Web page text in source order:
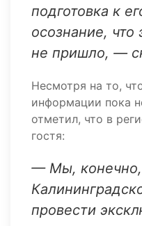
подготовка к
осознание,
не пришло, —
Несмотря на то,
информации пока
отметил, что в
гостя:
— Мы, конечно,
провести